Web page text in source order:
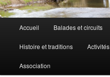
principal
Accueil Balades et circuits
Histoire et traditions Activités
Association